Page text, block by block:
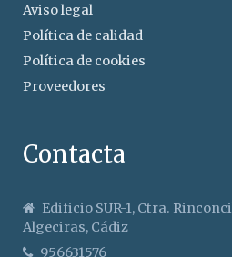
Aviso legal
Política de calidad
Política de cookies
Proveedores
Contacta
Edificio SUR-1, Ctra.
Algeciras, Cádiz
956631576